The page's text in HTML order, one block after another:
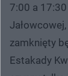
7:00 a
zamknięty
Estakady